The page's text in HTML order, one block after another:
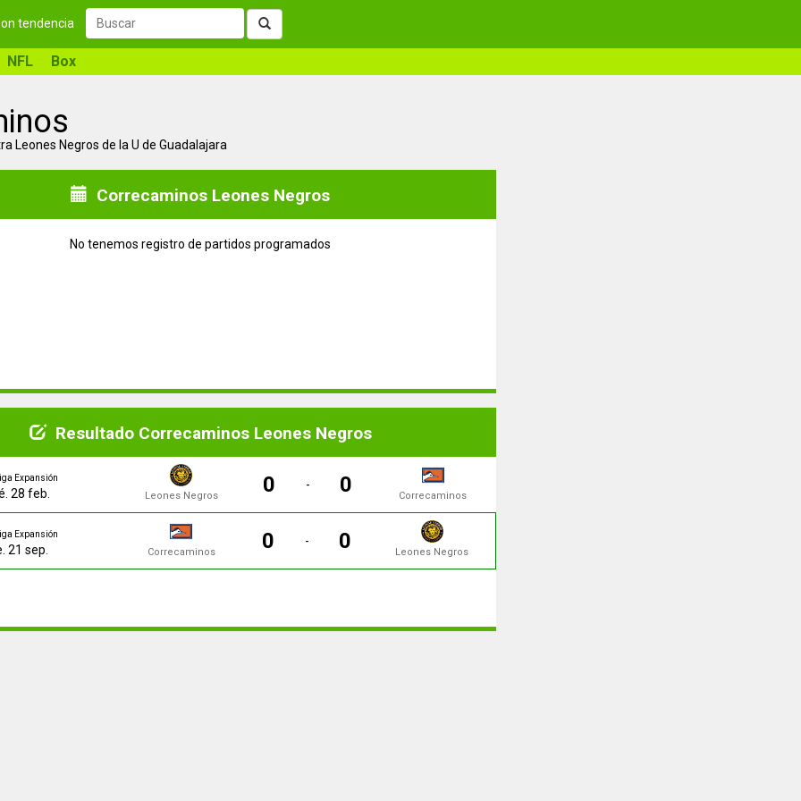
tendencia
NFL Box
Leones Negros de la U de Guadalajara
Correcaminos Leones Negros
No tenemos registro de partidos programados
Resultado Correcaminos Leones Negros
Expansión
28 feb. Leones Negros 0 - 0 Correcaminos
Expansión
21 sep. Correcaminos 0 - 0 Leones Negros